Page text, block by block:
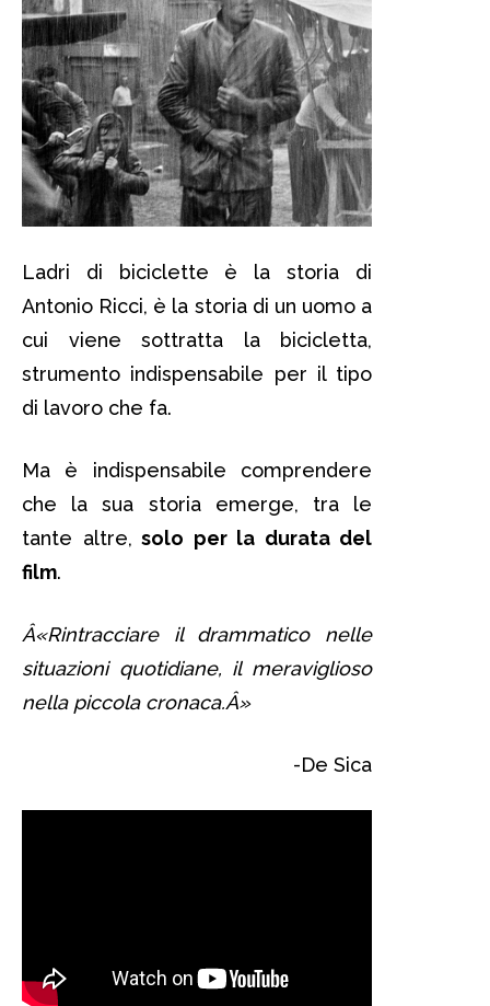
Ladri di biciclette è la storia di
Antonio Ricci, è la storia di un uomo a
cui viene sottratta la bicicletta,
strumento indispensabile per il tipo
di lavoro che fa.
Ma è indispensabile comprendere
che la sua storia emerge, tra le
tante altre, solo per la durata del
film.
Â«Rintracciare il drammatico nelle
situazioni quotidiane, il meraviglioso
nella piccola cronaca.Â»
-De Sica